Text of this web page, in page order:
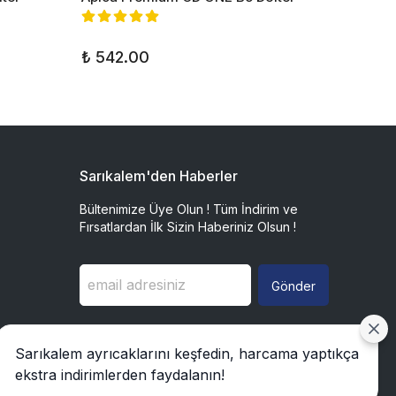
₺ 542.00
Sarıkalem'den Haberler
Bültenimize Üye Olun ! Tüm İndirim ve
Fırsatlardan İlk Sizin Haberiniz Olsun !
Gönder
Sarıkalem ayrıcaklarını keşfedin, harcama yaptıkça
ekstra indirimlerden faydalanın!